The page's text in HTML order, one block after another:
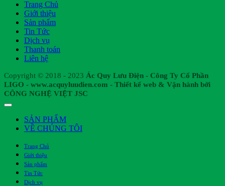
Trang Chủ
Giới thiệu
Sản phẩm
Tin Tức
Dịch vụ
Thanh toán
Liên hệ
Copyright © 2018 - 2023 Ác Quy Lưu Điện - Công Ty Cổ Phần
LIGO - www.acquyluudien.com - Thiết kế web & Vận hành bởi
CÔNG NGHỆ VIỆT JSC
SẢN PHẨM
VỀ CHÚNG TÔI
Trang Chủ
Giới thiệu
Sản phẩm
Tin Tức
Dịch vụ